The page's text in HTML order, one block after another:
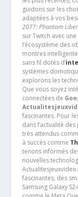
guidons sur les
adaptées à vos
2077: Phantom
sur Twitch avec
l’écosystème des
montres
sans fil dotés d’
systèmes
explorons les
Que vous soyez
connectées de
fascinantes. Pour
dans l’actualité
très attendus
à succès comme
tenons informés
nouvelles
fascinantes, des
Samsung Galaxy